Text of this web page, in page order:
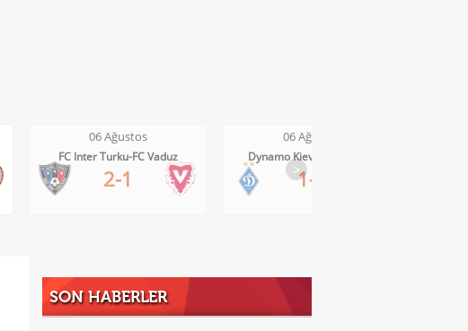
06 Ağustos
Dynamo Kiev-Qarabag FK
1-0
06 Ağustos
FC Twente-Dunajska Streda
>
SON HABERLER